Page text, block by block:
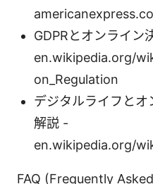
GDPRとオンライン
en.wikipedia.org/
on_Regulation
デジタルライフとオ
解説 -
en.wikipedia.org/
FAQ (Frequently